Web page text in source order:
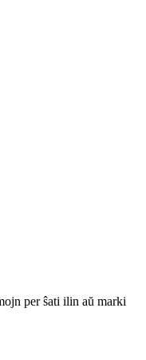
per ŝati ilin aŭ marki